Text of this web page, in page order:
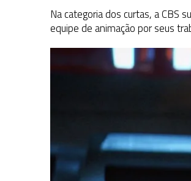
Na categoria dos curtas, a CBS
equipe de animação por seus